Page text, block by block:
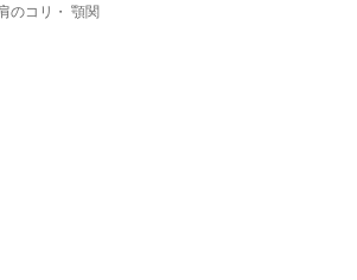
のコリ・ 顎関